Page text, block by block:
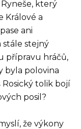
který
Králové a
ani
stále stejný
přípravu hráčů,
byla polovina
Rosický tolik bojí
posil?
že výkony